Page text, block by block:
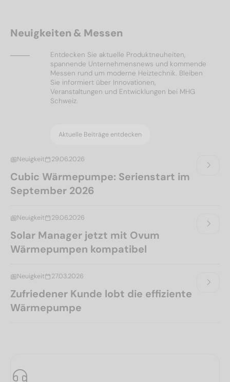
Neuigkeiten & Messen
Entdecken Sie aktuelle Produktneuheiten,
spannende Unternehmensnews und kommende
Messen rund um moderne Heiztechnik. Bleiben
Sie informiert über Innovationen,
Veranstaltungen und Entwicklungen bei MHG
Schweiz.
Aktuelle Beiträge entdecken
Neuigkeit 29.06.2026
Cubic Wärmepumpe: Serienstart im
September 2026
Neuigkeit 29.06.2026
Solar Manager jetzt mit Ovum
Wärmepumpen kompatibel
Neuigkeit 27.03.2026
Zufriedener Kunde lobt die effiziente
Wärmepumpe